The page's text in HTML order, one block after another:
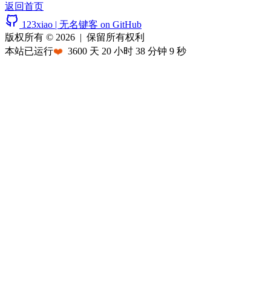
返回首页
123xiao | 无名键客 on GitHub
版权所有 © 2026 | 保留所有权利
本站已运行❤️ 3600 天 20 小时 38 分钟 9 秒